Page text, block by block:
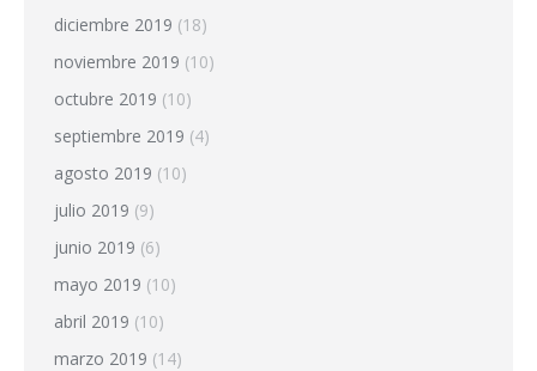
diciembre 2019 (18)
noviembre 2019 (10)
octubre 2019 (10)
septiembre 2019 (4)
agosto 2019 (10)
julio 2019 (9)
junio 2019 (6)
mayo 2019 (10)
abril 2019 (10)
marzo 2019 (14)